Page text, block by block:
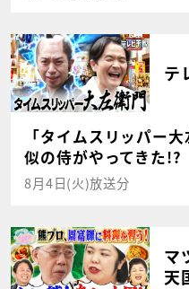
テ
「タイムスリッパー
似の侍がやってきた!?
8月4日(火)放送分
マ
天